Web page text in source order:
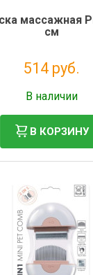
массажная
см
514 руб.
В наличии
В КОРЗИНУ